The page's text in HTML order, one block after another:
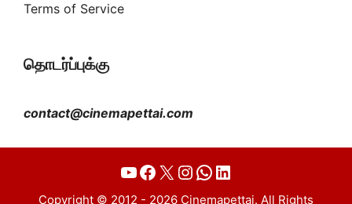
Terms of Service
தொடர்ப்புக்கு
contact@cinemapettai.com
YouTube
Facebook
X Instagram
WhatsApp
LinkedIn
Copyright © 2012 - 2026 Cinemapettai. All Rights